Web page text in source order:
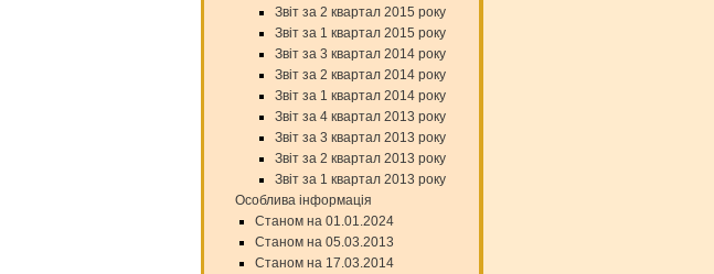
Звіт за 2 квартал 2015 року
Звіт за 1 квартал 2015 року
Звіт за 3 квартал 2014 року
Звіт за 2 квартал 2014 року
Звіт за 1 квартал 2014 року
Звіт за 4 квартал 2013 року
Звіт за 3 квартал 2013 року
Звіт за 2 квартал 2013 року
Звіт за 1 квартал 2013 року
Особлива інформація
Станом на 01.01.2024
Станом на 05.03.2013
Станом на 17.03.2014